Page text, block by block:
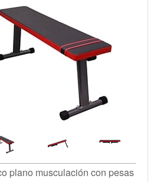
plano musculación con pesas